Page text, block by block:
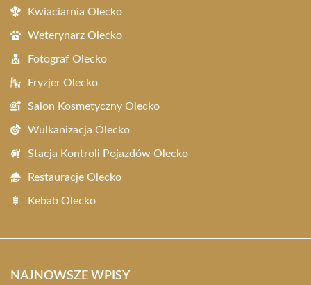
Kwiaciarnia Olecko
Weterynarz Olecko
Fotograf Olecko
Fryzjer Olecko
Salon Kosmetyczny Olecko
Wulkanizacja Olecko
Stacja Kontroli Pojazdów Olecko
Restauracje Olecko
Kebab Olecko
NAJNOWSZE WPISY